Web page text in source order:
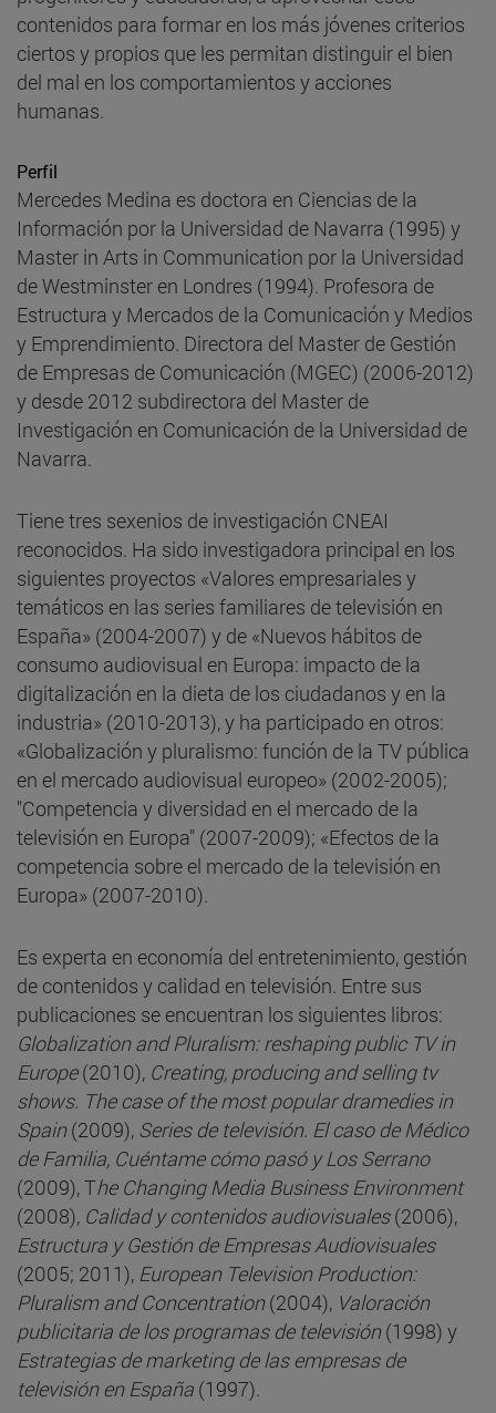
contenidos para formar en los más jóvenes criterios
ciertos y propios que les permitan distinguir el bien
del mal en los comportamientos y acciones
humanas.
Perfil
Mercedes Medina es doctora en Ciencias de la
Información por la Universidad de Navarra (1995) y
Master in Arts in Communication por la Universidad
de Westminster en Londres (1994). Profesora de
Estructura y Mercados de la Comunicación y Medios
y Emprendimiento. Directora del Master de Gestión
de Empresas de Comunicación (MGEC) (2006-2012)
y desde 2012 subdirectora del Master de
Investigación en Comunicación de la Universidad de
Navarra.
Tiene tres sexenios de investigación CNEAI
reconocidos. Ha sido investigadora principal en los
siguientes proyectos «Valores empresariales y
temáticos en las series familiares de televisión en
España» (2004-2007) y de «Nuevos hábitos de
consumo audiovisual en Europa: impacto de la
digitalización en la dieta de los ciudadanos y en la
industria» (2010-2013), y ha participado en otros:
«Globalización y pluralismo: función de la TV pública
en el mercado audiovisual europeo» (2002-2005);
"Competencia y diversidad en el mercado de la
televisión en Europa" (2007-2009); «Efectos de la
competencia sobre el mercado de la televisión en
Europa» (2007-2010).
Es experta en economía del entretenimiento, gestión
de contenidos y calidad en televisión. Entre sus
publicaciones se encuentran los siguientes libros:
Globalization and Pluralism: reshaping public TV in
Europe(2010), Creating, producing and selling tv
shows. The case of the most popular dramedies in
Spain(2009), Series de televisión. El caso de Médico
de Familia, Cuéntame cómo pasó y Los Serrano
(2009), The Changing Media Business Environment
(2008), Calidad y contenidos audiovisuales(2006),
Estructura y Gestión de Empresas Audiovisuales
(2005; 2011), European Television Production:
Pluralism and Concentration(2004), Valoración
publicitaria de los programas de televisión(1998) y
Estrategias de marketing de las empresas de
televisión en España (1997).